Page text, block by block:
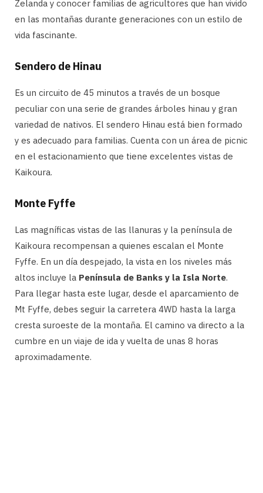
Zelanda y conocer familias de agricultores que han vivido
en las montañas durante generaciones con un estilo de
vida fascinante.
Sendero de Hinau
Es un circuito de 45 minutos a través de un bosque
peculiar con una serie de grandes árboles hinau y gran
variedad de nativos. El sendero Hinau está bien formado
y es adecuado para familias. Cuenta con un área de picnic
en el estacionamiento que tiene excelentes vistas de
Kaikoura.
Monte Fyffe
Las magníficas vistas de las llanuras y la península de
Kaikoura recompensan a quienes escalan el Monte
Fyffe. En un día despejado, la vista en los niveles más
altos incluye la Península de Banks y la Isla Norte.
Para llegar hasta este lugar, desde el aparcamiento de
Mt Fyffe, debes seguir la carretera 4WD hasta la larga
cresta suroeste de la montaña. El camino va directo a la
cumbre en un viaje de ida y vuelta de unas 8 horas
aproximadamente.